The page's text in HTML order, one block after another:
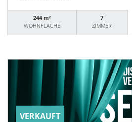
244 m²
WOHNFLÄCHE
7
ZIMMER
VERKAUFT